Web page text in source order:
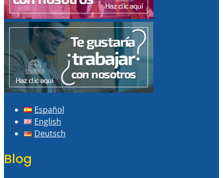
Español
English
Deutsch
Blog